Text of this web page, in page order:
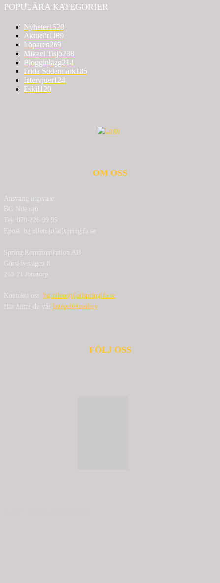
POPULÄRA KATEGORIER
Nyheter1520
Aktuellt1189
Löparen269
Mikael Tisjö238
Blogginlägg214
Frida Södermark185
Intervjuer124
Eskil120
OM OSS
Ansvarig utgivare:
BG Nilensjö
Tel: 070-226 99 95
Epost: bg.nilensjo[at]springlfa.se
Spring Kommunikation AB
Görslövsvägen 8
263 71 Jonstorp
Kontakta oss: bg.nilensjo[at]springlfa.se
Här hittar du vår Integritetspolicy
FÖLJ OSS